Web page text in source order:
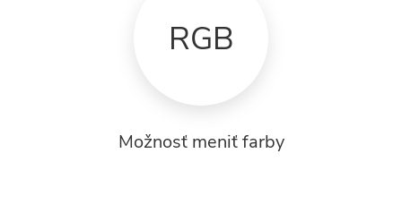
RGB
Možnosť meniť farby